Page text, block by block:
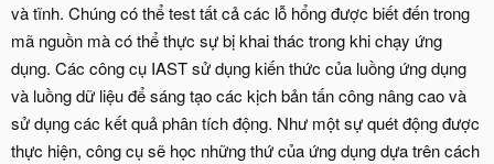
và tĩnh. Chúng có thể test tất cả các lỗ hổng được biết đến trong
mã nguồn mà có thể thực sự bị khai thác trong khi chạy ứng
dụng. Các công cụ IAST sử dụng kiến thức của luồng ứng dụng
và luồng dữ liệu để sáng tạo các kịch bản tấn công nâng cao và
sử dụng các kết quả phân tích động. Như một sự quét động được
thực hiện, công cụ sẽ học những thứ của ứng dụng dựa trên cách